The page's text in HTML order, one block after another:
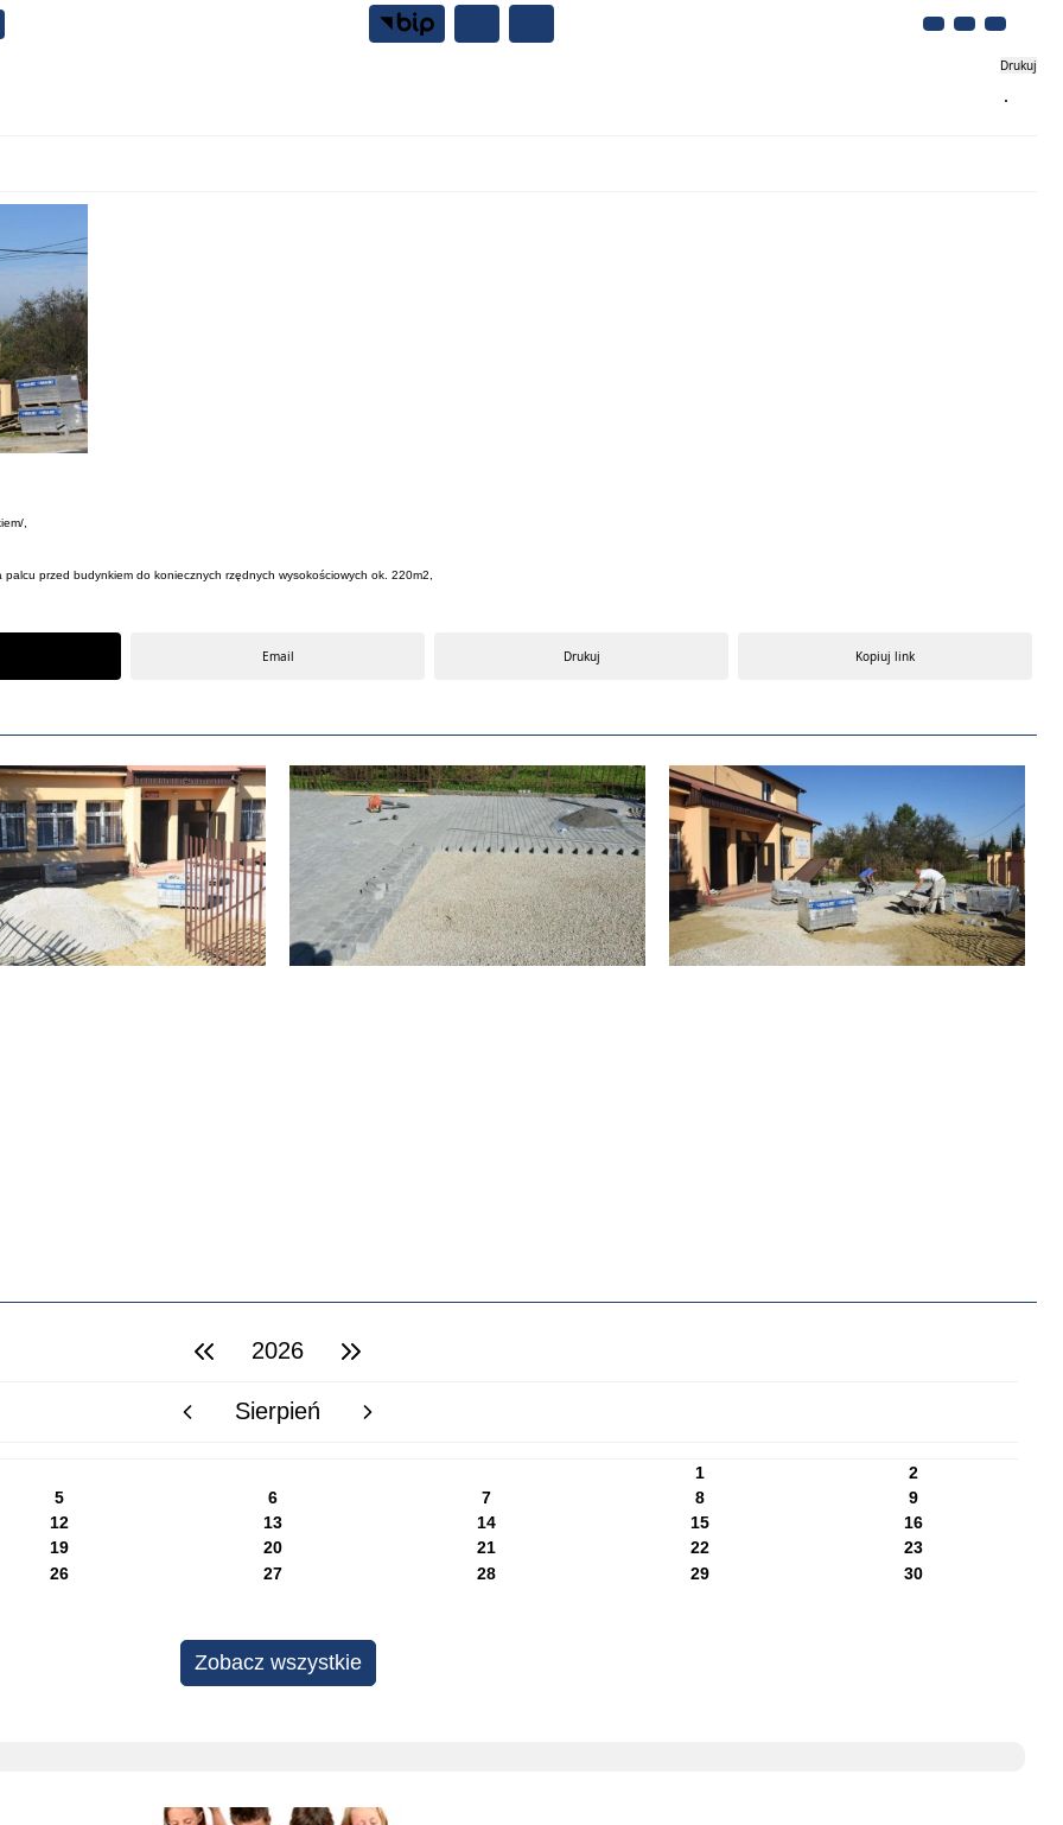
Drukuj
,
przed budynkiem do koniecznych rzędnych wysokościowych ok. 220m2,
Email Drukuj Kopiuj link
poprzedni rok2026 następny rok
poprzedni miesiącSierpień następny miesiąc
1
2
5 6 7 8
9
12 13 14 15
16
19 20 21 22
23
26 27 28 29
30
Zobacz wszystkie
Rekrutacja do szkół i przedszkoli 2025/2026